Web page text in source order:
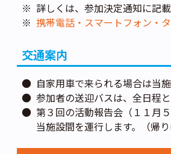
詳しくは、参加決定通知に記載
携帯電話・スマートフォン・
交通案内
自家用車で来られる場合は当
参加者の送迎バスは、全日程
第３回の活動報告会（１１月
当施設間を運行します。（帰り